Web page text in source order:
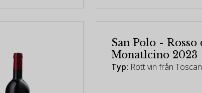
San Polo - Rosso
Monatlcino 2023
Typ: Rött vin från